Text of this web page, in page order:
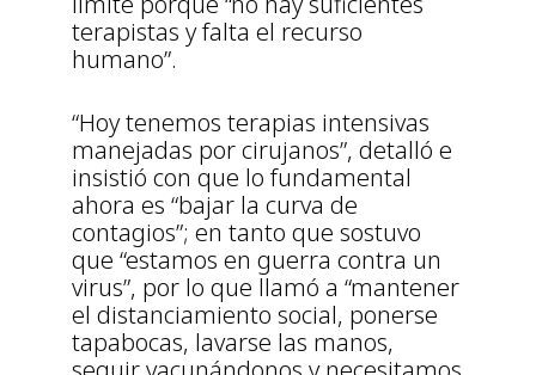
terapistas y falta el recurso
humano”.
“Hoy tenemos terapias intensivas
manejadas por cirujanos”, detalló e
insistió con que lo fundamental
ahora es “bajar la curva de
contagios”; en tanto que sostuvo
que “estamos en guerra contra un
virus”, por lo que llamó a “mantener
el distanciamiento social, ponerse
tapabocas, lavarse las manos,